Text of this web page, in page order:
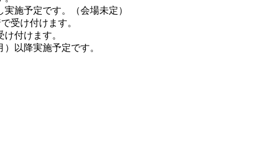
施予定です。（会場未定）
受け付けます。
付けます。
以降実施予定です。